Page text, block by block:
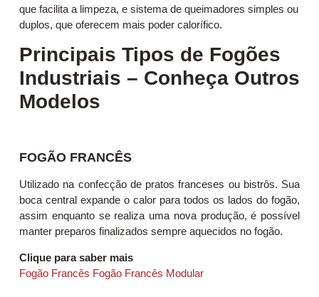
que facilita a limpeza, e sistema de queimadores simples ou
duplos, que oferecem mais poder calorífico.
Principais Tipos de Fogões
Industriais – Conheça Outros
Modelos
FOGÃO FRANCÊS
Utilizado na confecção de pratos franceses ou bistrôs. Sua
boca central expande o calor para todos os lados do fogão,
assim enquanto se realiza uma nova produção, é possível
manter preparos finalizados sempre aquecidos no fogão.
Clique para saber mais
Fogão Francês Fogão Francês Modular